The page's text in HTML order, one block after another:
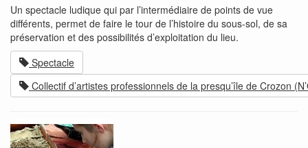
Un spectacle ludique qui par l’intermédiaire de points de vue
différents, permet de faire le tour de l’histoire du sous-sol, de sa
préservation et des possibilités d’exploitation du lieu.
Spectacle
Collectif d’artistes professionnels de la presqu’île de Crozon